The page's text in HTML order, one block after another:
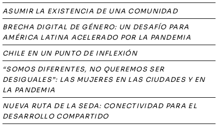
ASUMIR LA EXISTENCIA DE UNA COMUNIDAD
BRECHA DIGITAL DE GÉNERO: UN DESAFÍO PARA
AMÉRICA LATINA ACELERADO POR LA PANDEMIA
CHILE EN UN PUNTO DE INFLEXIÓN
“SOMOS DIFERENTES, NO QUEREMOS SER
DESIGUALES”: LAS MUJERES EN LAS CIUDADES Y EN
LA PANDEMIA
NUEVA RUTA DE LA SEDA: CONECTIVIDAD PARA EL
DESARROLLO COMPARTIDO